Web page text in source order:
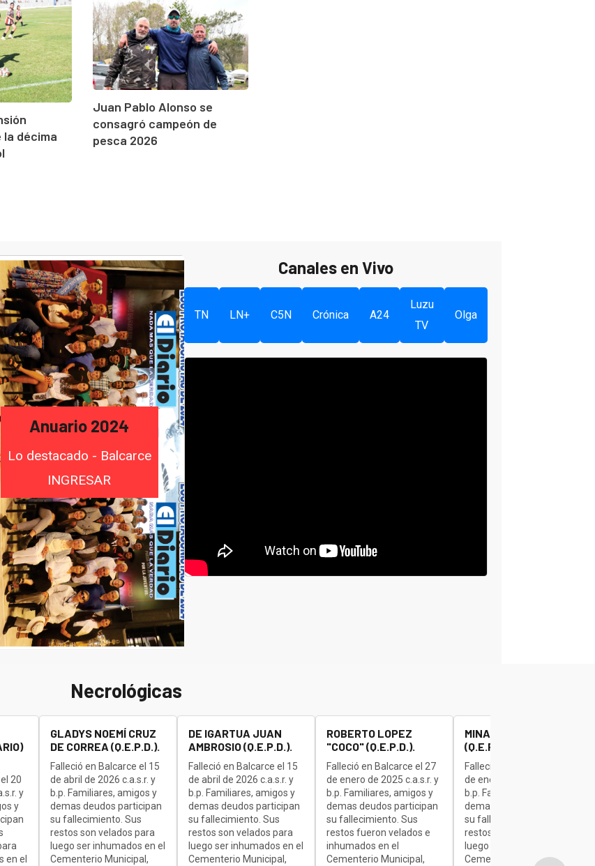
décima
Juan Pablo Alonso se
consagró campeón de
pesca 2026
Anuario 2024
Lo destacado - Balcarce
INGRESAR
Canales en Vivo
TN LN+ C5N Crónica A24
Luzu
TV
Olga
Necrológicas
20
y
y
en el
GLADYS NOEMÍ CRUZ
DE CORREA (Q.E.P.D.).
Falleció en Balcarce el 15
de abril de 2026 c.a.s.r. y
b.p. Familiares, amigos y
demas deudos participan
su fallecimiento. Sus
restos son velados para
luego ser inhumados en el
Cementerio Municipal,
DE IGARTUA JUAN
AMBROSIO (Q.E.P.D.).
Falleció en Balcarce el 15
de abril de 2026 c.a.s.r. y
b.p. Familiares, amigos y
demas deudos participan
su fallecimiento. Sus
restos son velados para
luego ser inhumados en el
Cementerio Municipal,
ROBERTO LOPEZ
"COCO" (Q.E.P.D.).
Falleció en Balcarce el 27
de enero de 2025 c.a.s.r. y
b.p. Familiares, amigos y
demas deudos participan
su fallecimiento. Sus
restos fueron velados e
inhumados en el
Cementerio Municipal,
MINAUDO JOSE "BETA"
(Q.E.P.D.).
Falleció en Balcarce el 27
de enero de 2025 c.a.s.r. y
b.p. Familiares, amigos y
demas deudos participan
su fallecimiento. Sus
restos son velados para
luego ser inhumados en el
Cementerio Municipal,